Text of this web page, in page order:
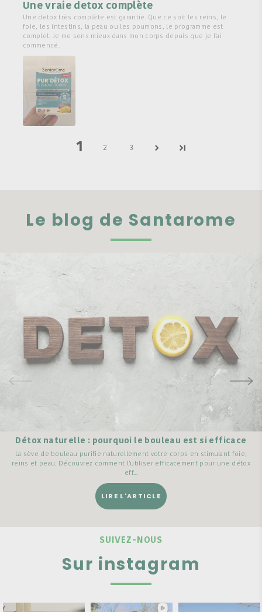
Une vraie detox complète
Une detox très complète est garantie. Que ce soit les reins, le
foie, les intestins, la peau ou les poumons, le programme est
complet. Je me sens mieux dans mon corps depuis que je l’ai
commencé.
1 2 3
Le blog de Santarome
Détox naturelle : pourquoi le bouleau est si efficace
La sève de bouleau purifie naturellement votre corps en stimulant foie,
reins et peau. Découvrez comment l’utiliser efficacement pour une détox
eff...
LIRE L'ARTICLE
SUIVEZ-NOUS
Sur instagram